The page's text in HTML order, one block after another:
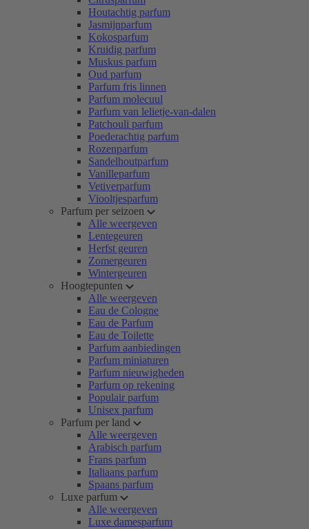
Houtachtig parfum
Jasmijnparfum
Kokosparfum
Kruidig parfum
Muskus parfum
Oud parfum
Parfum fris linnen
Parfum molecuul
Parfum van lelietje-van-dalen
Patchouli parfum
Poederachtig parfum
Rozenparfum
Sandelhoutparfum
Vanilleparfum
Vetiverparfum
Viooltjesparfum
Parfum per seizoen
Alle weergeven
Lentegeuren
Herfst geuren
Zomergeuren
Wintergeuren
Hoogtepunten
Alle weergeven
Eau de Cologne
Eau de Parfum
Eau de Toilette
Parfum aanbiedingen
Parfum miniaturen
Parfum nieuwigheden
Parfum op rekening
Populair parfum
Unisex parfum
Parfum per land
Alle weergeven
Arabisch parfum
Frans parfum
Italiaans parfum
Spaans parfum
Luxe parfum
Alle weergeven
Luxe damesparfum